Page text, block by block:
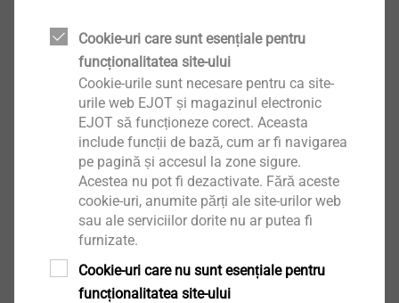
Detalii tehnice
Diametru: 5,5 mm
Capacitatea de găurire tI +tII: 2,0 + 16,0 mm
Acționare: cap hexagonal SW8
Turația de înșurubare: max. 1300 t/min.
Descărcări
Romanian
English
Cookie-uri care sunt esențiale pentru
funcționalitatea site-ului
Cookie-urile sunt necesare pentru ca site-
urile web EJOT și magazinul electronic
EJOT să funcționeze corect. Aceasta
include funcții de bază, cum ar fi navigarea
pe pagină și accesul la zone sigure.
Acestea nu pot fi dezactivate. Fără aceste
cookie-uri, anumite părți ale site-urilor web
sau ale serviciilor dorite nu ar putea fi
furnizate.
Cookie-uri care nu sunt esențiale pentru
funcționalitatea site-ului